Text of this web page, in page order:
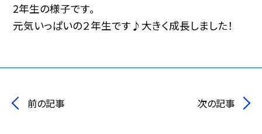
2年生の様子です。
元気いっぱいの２年生です♪大きく成長しました！
前の記事 次の記事